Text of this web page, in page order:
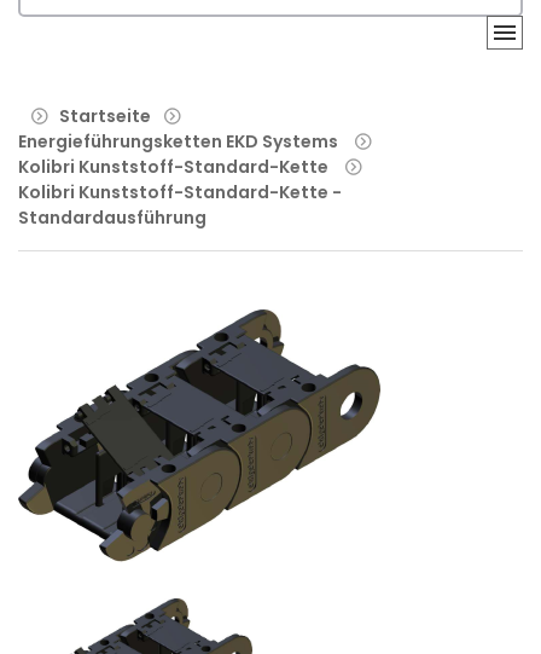
Startseite
Energieführungsketten EKD Systems
Kolibri Kunststoff-Standard-Kette
Kolibri Kunststoff-Standard-Kette -
Standardausführung